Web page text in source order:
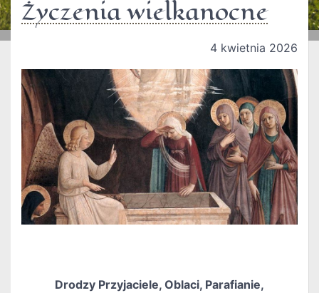
Życzenia wielkanocne
4 kwietnia 2026
Drodzy Przyjaciele, Oblaci, Parafianie,